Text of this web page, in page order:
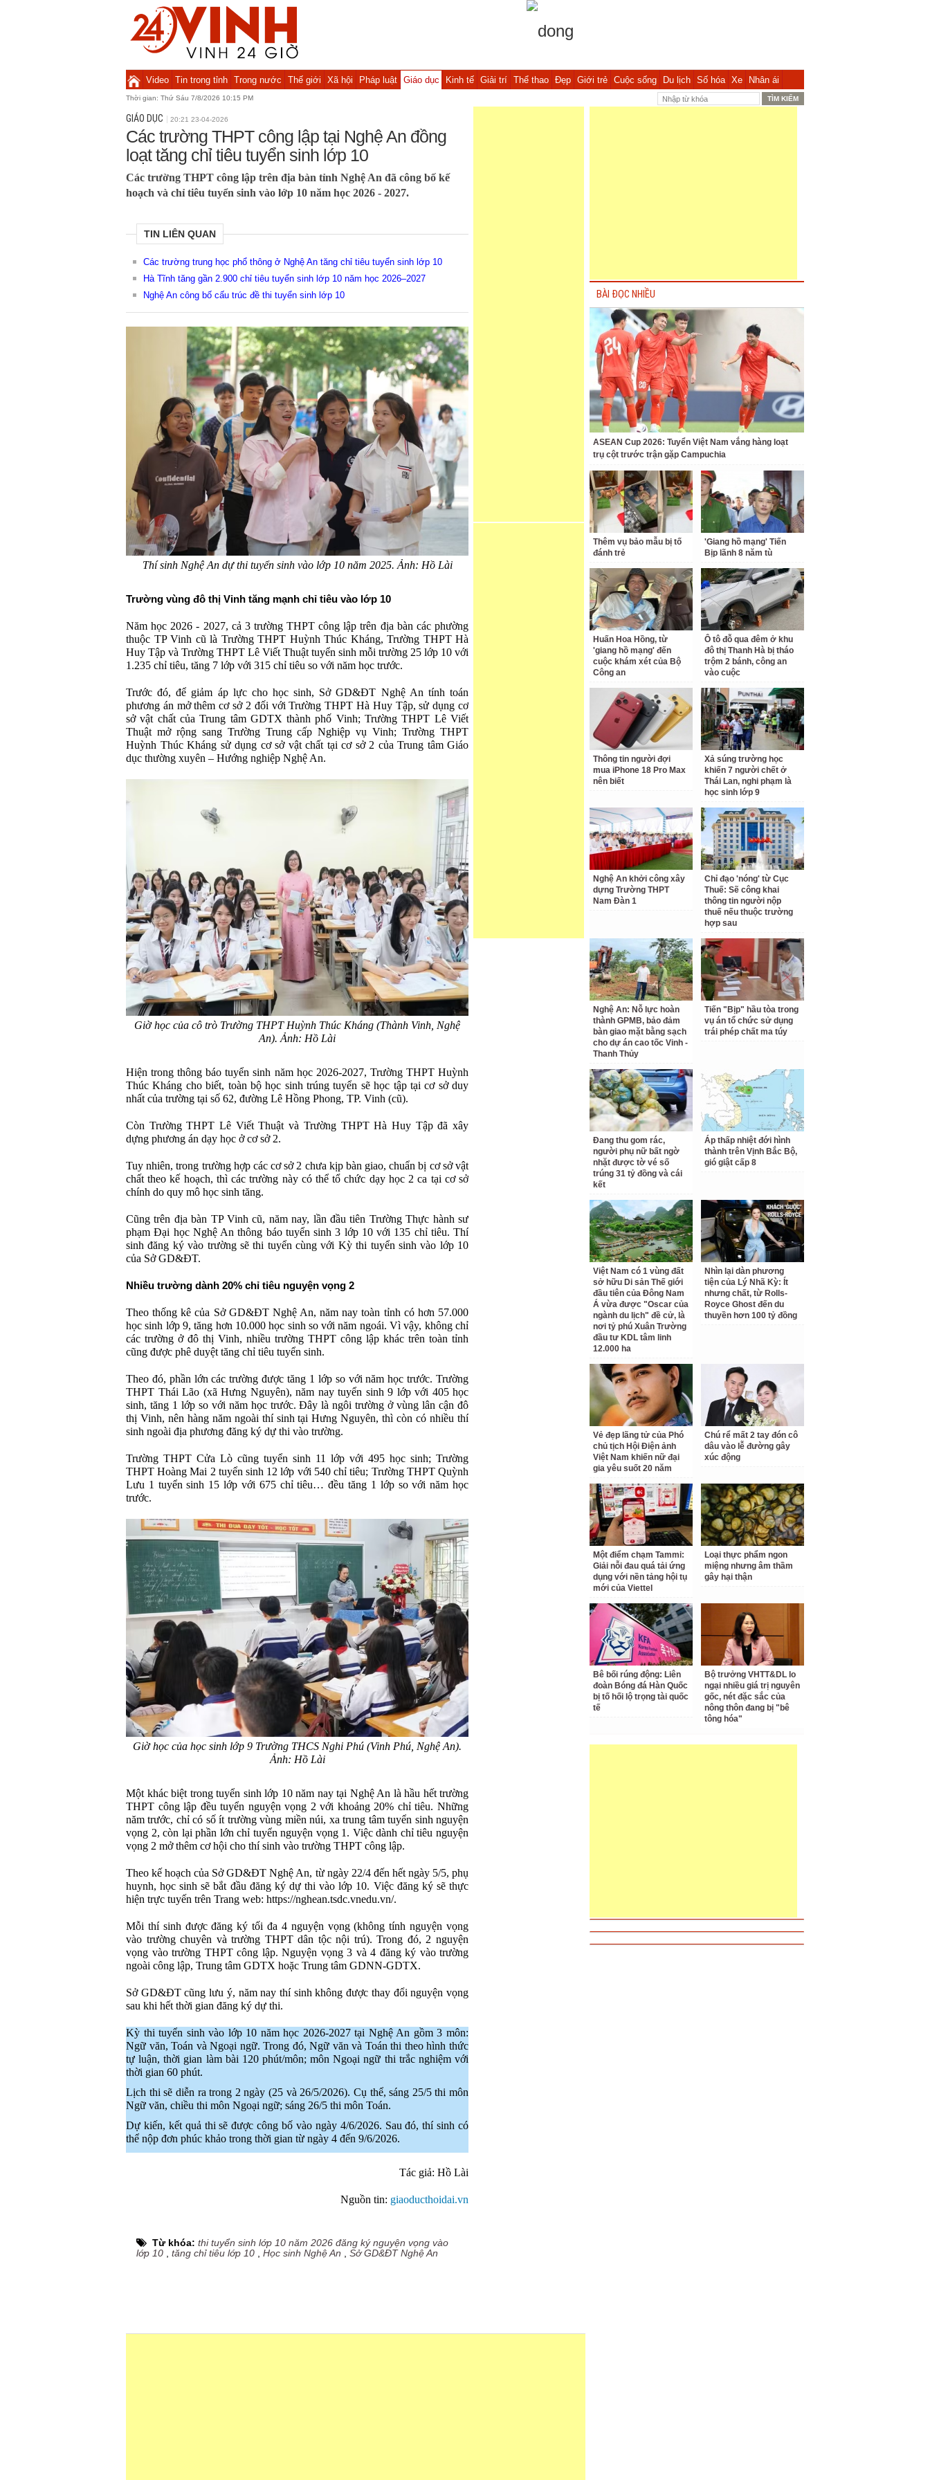
Video Tin trong tỉnh Trong nước Thế giới Xã hội Pháp luật Giáo dục Kinh tế Giải trí Thể thao Đẹp Giới trẻ Cuộc sống Du lịch Số hóa Xe Nhân ái
Thời gian: Thứ Sáu 7/8/2026 10:15 PM
GIÁO DỤC 20:21 23-04-2026
Các trường THPT công lập tại Nghệ An đồng
loạt tăng chỉ tiêu tuyển sinh lớp 10
Các trường THPT công lập trên địa bàn tỉnh Nghệ An đã công bố kế
hoạch và chỉ tiêu tuyển sinh vào lớp 10 năm học 2026 - 2027.
TIN LIÊN QUAN
Các trường trung học phổ thông ở Nghệ An tăng chỉ tiêu tuyển sinh lớp 10
Hà Tĩnh tăng gần 2.900 chỉ tiêu tuyển sinh lớp 10 năm học 2026–2027
Nghệ An công bố cấu trúc đề thi tuyển sinh lớp 10
Thí sinh Nghệ An dự thi tuyển sinh vào lớp 10 năm 2025. Ảnh: Hồ Lài
Trường vùng đô thị Vinh tăng mạnh chỉ tiêu vào lớp 10
Năm học 2026 - 2027, cả 3 trường THPT công lập trên địa bàn các phường
thuộc TP Vinh cũ là Trường THPT Huỳnh Thúc Kháng, Trường THPT Hà
Huy Tập và Trường THPT Lê Viết Thuật tuyển sinh mỗi trường 25 lớp 10 với
1.235 chỉ tiêu, tăng 7 lớp với 315 chỉ tiêu so với năm học trước.
Trước đó, để giảm áp lực cho học sinh, Sở GD&ĐT Nghệ An tính toán
phương án mở thêm cơ sở 2 đối với Trường THPT Hà Huy Tập, sử dụng cơ
sở vật chất của Trung tâm GDTX thành phố Vinh; Trường THPT Lê Viết
Thuật mở rộng sang Trường Trung cấp Nghiệp vụ Vinh; Trường THPT
Huỳnh Thúc Kháng sử dụng cơ sở vật chất tại cơ sở 2 của Trung tâm Giáo
dục thường xuyên – Hướng nghiệp Nghệ An.
Giờ học của cô trò Trường THPT Huỳnh Thúc Kháng (Thành Vinh, Nghệ
An). Ảnh: Hồ Lài
Hiện trong thông báo tuyển sinh năm học 2026-2027, Trường THPT Huỳnh
Thúc Kháng cho biết, toàn bộ học sinh trúng tuyển sẽ học tập tại cơ sở duy
nhất của trường tại số 62, đường Lê Hồng Phong, TP. Vinh (cũ).
Còn Trường THPT Lê Viết Thuật và Trường THPT Hà Huy Tập đã xây
dựng phương án dạy học ở cơ sở 2.
Tuy nhiên, trong trường hợp các cơ sở 2 chưa kịp bàn giao, chuẩn bị cơ sở vật
chất theo kế hoạch, thì các trường này có thể tổ chức dạy học 2 ca tại cơ sở
chính do quy mô học sinh tăng.
Cũng trên địa bàn TP Vinh cũ, năm nay, lần đầu tiên Trường Thực hành sư
phạm Đại học Nghệ An thông báo tuyển sinh 3 lớp 10 với 135 chỉ tiêu. Thí
sinh đăng ký vào trường sẽ thi tuyển cùng với Kỳ thi tuyển sinh vào lớp 10
của Sở GD&ĐT.
Nhiều trường dành 20% chỉ tiêu nguyện vọng 2
Theo thống kê của Sở GD&ĐT Nghệ An, năm nay toàn tỉnh có hơn 57.000
học sinh lớp 9, tăng hơn 10.000 học sinh so với năm ngoái. Vì vậy, không chỉ
các trường ở đô thị Vinh, nhiều trường THPT công lập khác trên toàn tỉnh
cũng được phê duyệt tăng chỉ tiêu tuyển sinh.
Theo đó, phần lớn các trường được tăng 1 lớp so với năm học trước. Trường
THPT Thái Lão (xã Hưng Nguyên), năm nay tuyển sinh 9 lớp với 405 học
sinh, tăng 1 lớp so với năm học trước. Đây là ngôi trường ở vùng lân cận đô
thị Vinh, nên hàng năm ngoài thí sinh tại Hưng Nguyên, thì còn có nhiều thí
sinh ngoài địa phương đăng ký dự thi vào trường.
Trường THPT Cửa Lò cũng tuyển sinh 11 lớp với 495 học sinh; Trường
THPT Hoàng Mai 2 tuyển sinh 12 lớp với 540 chỉ tiêu; Trường THPT Quỳnh
Lưu 1 tuyển sinh 15 lớp với 675 chỉ tiêu… đều tăng 1 lớp so với năm học
trước.
Giờ học của học sinh lớp 9 Trường THCS Nghi Phú (Vinh Phú, Nghệ An).
Ảnh: Hồ Lài
Một khác biệt trong tuyển sinh lớp 10 năm nay tại Nghệ An là hầu hết trường
THPT công lập đều tuyển nguyện vọng 2 với khoảng 20% chỉ tiêu. Những
năm trước, chỉ có số ít trường vùng miền núi, xa trung tâm tuyển sinh nguyện
vọng 2, còn lại phần lớn chỉ tuyển nguyện vọng 1. Việc dành chỉ tiêu nguyện
vọng 2 mở thêm cơ hội cho thí sinh vào trường THPT công lập.
Theo kế hoạch của Sở GD&ĐT Nghệ An, từ ngày 22/4 đến hết ngày 5/5, phụ
huynh, học sinh sẽ bắt đầu đăng ký dự thi vào lớp 10. Việc đăng ký sẽ thực
hiện trực tuyến trên Trang web: https://nghean.tsdc.vnedu.vn/.
Mỗi thí sinh được đăng ký tối đa 4 nguyện vọng (không tính nguyện vọng
vào trường chuyên và trường THPT dân tộc nội trú). Trong đó, 2 nguyện
vọng vào trường THPT công lập. Nguyện vọng 3 và 4 đăng ký vào trường
ngoài công lập, Trung tâm GDTX hoặc Trung tâm GDNN-GDTX.
Sở GD&ĐT cũng lưu ý, năm nay thí sinh không được thay đổi nguyện vọng
sau khi hết thời gian đăng ký dự thi.
Kỳ thi tuyển sinh vào lớp 10 năm học 2026-2027 tại Nghệ An gồm 3 môn:
Ngữ văn, Toán và Ngoại ngữ. Trong đó, Ngữ văn và Toán thi theo hình thức
tự luận, thời gian làm bài 120 phút/môn; môn Ngoại ngữ thi trắc nghiệm với
thời gian 60 phút.
Lịch thi sẽ diễn ra trong 2 ngày (25 và 26/5/2026). Cụ thể, sáng 25/5 thi môn
Ngữ văn, chiều thi môn Ngoại ngữ; sáng 26/5 thi môn Toán.
Dự kiến, kết quả thi sẽ được công bố vào ngày 4/6/2026. Sau đó, thí sinh có
thể nộp đơn phúc khảo trong thời gian từ ngày 4 đến 9/6/2026.
Tác giả: Hồ Lài
Nguồn tin: giaoducthoidai.vn
Từ khóa: thi tuyển sinh lớp 10 năm 2026 đăng ký nguyện vọng vào
lớp 10
tăng chỉ tiêu lớp 10 Học sinh Nghệ An Sở GD&ĐT Nghệ An
BÀI ĐỌC NHIỀU
ASEAN Cup 2026: Tuyển Việt Nam vắng hàng loạt
trụ cột trước trận gặp Campuchia
Thêm vụ bảo mẫu bị tố
đánh trẻ
'Giang hồ mạng' Tiến
Bịp lãnh 8 năm tù
Huấn Hoa Hồng, từ
'giang hồ mạng' đến
cuộc khám xét của Bộ
Công an
Ô tô đỗ qua đêm ở khu
đô thị Thanh Hà bị tháo
trộm 2 bánh, công an
vào cuộc
Thông tin người đợi
mua iPhone 18 Pro Max
nên biết
Xả súng trường học
khiến 7 người chết ở
Thái Lan, nghi phạm là
học sinh lớp 9
Nghệ An khởi công xây
dựng Trường THPT
Nam Đàn 1
Chỉ đạo 'nóng' từ Cục
Thuế: Sẽ công khai
thông tin người nộp
thuế nếu thuộc trường
hợp sau
Nghệ An: Nỗ lực hoàn
thành GPMB, bảo đảm
bàn giao mặt bằng sạch
cho dự án cao tốc Vinh -
Thanh Thủy
Tiến "Bịp" hầu tòa trong
vụ án tổ chức sử dụng
trái phép chất ma túy
Đang thu gom rác,
người phụ nữ bất ngờ
nhặt được tờ vé số
trúng 31 tỷ đồng và cái
kết
Áp thấp nhiệt đới hình
thành trên Vịnh Bắc Bộ,
gió giật cấp 8
Việt Nam có 1 vùng đất
sở hữu Di sản Thế giới
đầu tiên của Đông Nam
Á vừa được "Oscar của
ngành du lịch" đề cử, là
nơi tỷ phú Xuân Trường
đầu tư KDL tâm linh
12.000 ha
Nhìn lại dàn phương
tiện của Lý Nhã Kỳ: Ít
nhưng chất, từ Rolls-
Royce Ghost đến du
thuyền hơn 100 tỷ đồng
Vẻ đẹp lãng tử của Phó
chủ tịch Hội Điện ảnh
Việt Nam khiến nữ đại
gia yêu suốt 20 năm
Chú rể mất 2 tay đón cô
dâu vào lễ đường gây
xúc động
Một điểm chạm Tammi:
Giải nỗi đau quá tải ứng
dụng với nền tảng hội tụ
mới của Viettel
Loại thực phẩm ngon
miệng nhưng âm thầm
gây hại thận
Bê bối rúng động: Liên
đoàn Bóng đá Hàn Quốc
bị tố hối lộ trọng tài quốc
tế
Bộ trưởng VHTT&DL lo
ngại nhiều giá trị nguyên
gốc, nét đặc sắc của
nông thôn đang bị "bê
tông hóa"